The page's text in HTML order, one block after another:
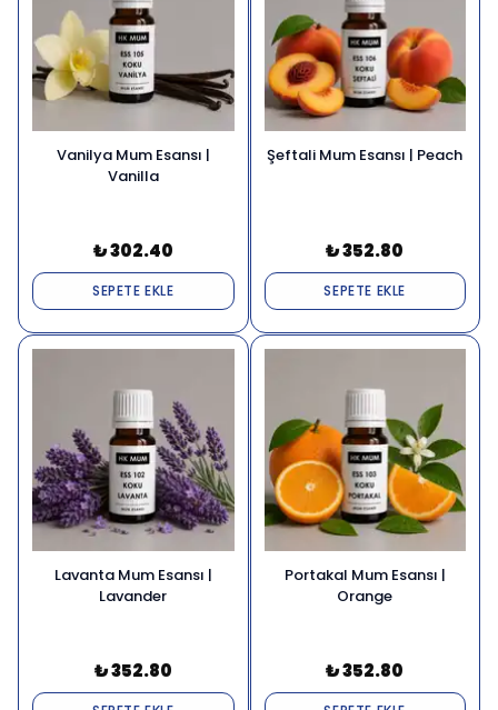
Vanilya Mum Esansı |
Vanilla
₺ 302.40
SEPETE EKLE
Şeftali Mum Esansı | Peach
₺ 352.80
SEPETE EKLE
Lavanta Mum Esansı |
Lavander
₺ 352.80
Portakal Mum Esansı |
Orange
₺ 352.80